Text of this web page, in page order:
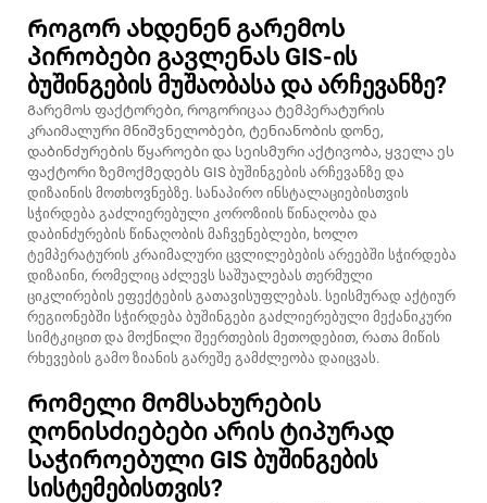
Როგორ ახდენენ გარემოს
პირობები გავლენას GIS-ის
ბუშინგების მუშაობასა და არჩევანზე?
Გარემოს ფაქტორები, როგორიცაა ტემპერატურის
კრაიმალური მნიშვნელობები, ტენიანობის დონე,
დაბინძურების წყაროები და სეისმური აქტივობა, ყველა ეს
ფაქტორი ზემოქმედებს GIS ბუშინგების არჩევანზე და
დიზაინის მოთხოვნებზე. სანაპირო ინსტალაციებისთვის
სჭირდება გაძლიერებული კოროზიის წინაღობა და
დაბინძურების წინაღობის მაჩვენებლები, ხოლო
ტემპერატურის კრაიმალური ცვლილებების არეებში სჭირდება
დიზაინი, რომელიც აძლევს საშუალებას თერმული
ციკლირების ეფექტების გათავისუფლებას. სეისმურად აქტიურ
რეგიონებში სჭირდება ბუშინგები გაძლიერებული მექანიკური
სიმტკიცით და მოქნილი შეერთების მეთოდებით, რათა მიწის
რხევების გამო ზიანის გარეშე გამძლეობა დაიცვას.
Რომელი მომსახურების
ღონისძიებები არის ტიპურად
საჭიროებული GIS ბუშინგების
სისტემებისთვის?